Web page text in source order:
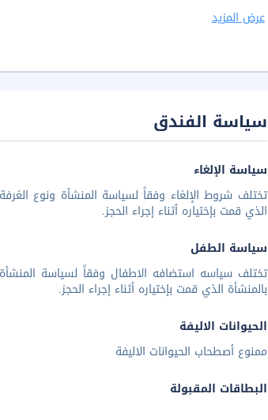
عرض المزيد
سياسة الفندق
سياسة الإلغاء
تختلف شروط الإلغاء وفقاً لسياسة المنشأة ونوع
الذي قمت بإختياره أثناء إجراء الحجز.
سياسة الطفل
تختلف سياسه استضافه الاطفال وفقاً لسياسة
بالمنشأة الذي قمت بإختياره أثناء إجراء الحجز.
الحيوانات الاليفة
ممنوع أصطحاب الحيوانات الاليفة
البطاقات المقبولة